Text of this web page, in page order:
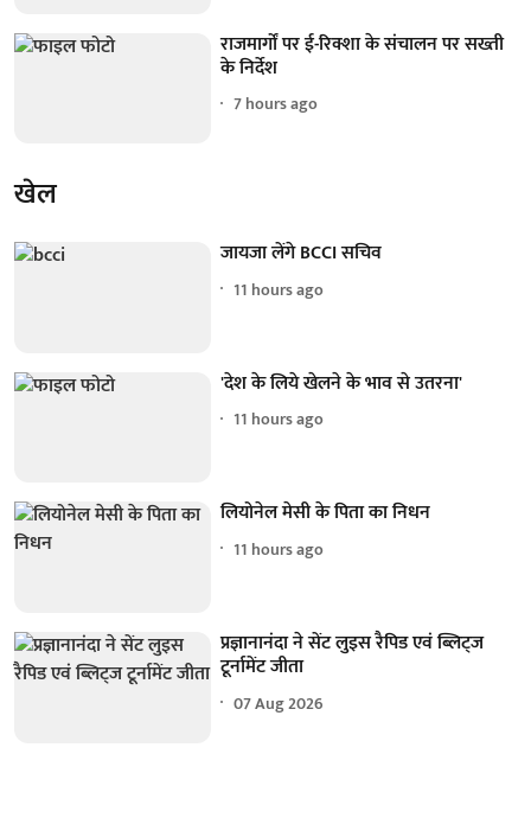
राजमार्गों पर ई-रिक्शा के संचालन पर सख्ती
के निर्देश
7 hours ago
खेल
जायजा लेंगे BCCI सचिव
11 hours ago
'देश के लिये खेलने के भाव से उतरना'
11 hours ago
लियोनेल मेसी के पिता का निधन
11 hours ago
प्रज्ञानानंदा ने सेंट लुइस रैपिड एवं ब्लिट्ज
टूर्नामेंट जीता
07 Aug 2026